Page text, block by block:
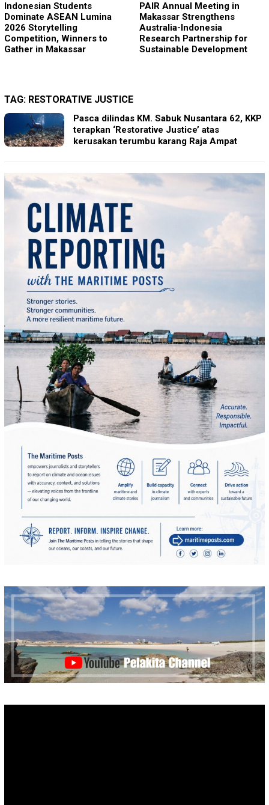
Indonesian Students
Dominate ASEAN Lumina
2026 Storytelling
Competition, Winners to
Gather in Makassar
PAIR Annual Meeting in
Makassar Strengthens
Australia-Indonesia
Research Partnership for
Sustainable Development
TAG: RESTORATIVE JUSTICE
Pasca dilindas KM. Sabuk Nusantara 62, KKP
terapkan ‘Restorative Justice’ atas
kerusakan terumbu karang Raja Ampat